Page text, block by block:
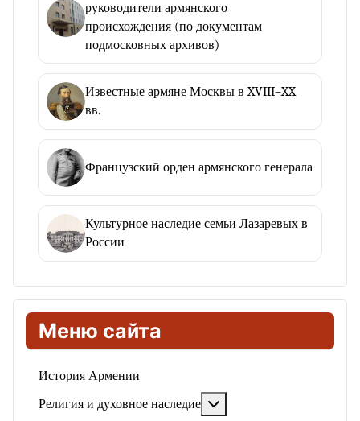
Меню сайта
История Армении
Религия и духовное наследие
руководители армянского
происхождения (по документам
подмосковных архивов)
Известные армяне Москвы в XVIII–XX
вв.
Французский орден армянского генерала
Культурное наследие семьи Лазаревых в
России